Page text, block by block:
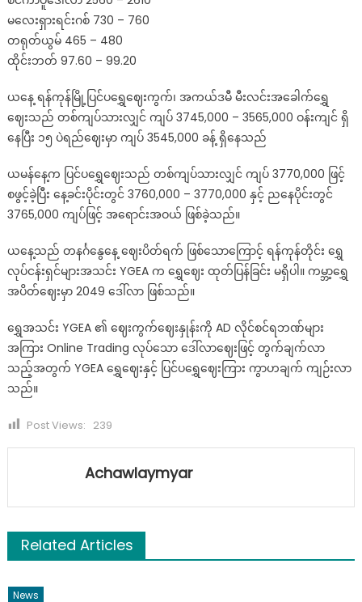
မလေးရှားရင်းဂစ် 730 – 760
တရုတ်ယွမ် 465 – 480
ထိုင်းဘတ် 97.60 – 99.20
ယနေ့ ရန်ကုန်မြို့ပြင်ပရွှေဈေးကွက်၊ အကယ်ဒမီ မီးလင်းအခေါက်ရွှေ
ဈေးသည် တစ်ကျပ်သားလျှင် ကျပ် 3745,000 – 3565,000 ဝန်းကျင် ရှိ
နေပြီး ၁၅ ပဲရည်ဈေးမှာ ကျပ် 3545,000 ခန့် ရှိနေသည်
ယမန်နေ့က ပြင်ပရွှေဈေးသည် တစ်ကျပ်သားလျှင် ကျပ် 3770,000 ဖြင့်
စဖွင့်ခဲ့ပြီး နေ့ခင်းပိုင်းတွင် 3760,000 – 3770,000 နှင့် ညနေပိုင်းတွင်
3765,000 ကျပ်ဖြင့် အရောင်းအဝယ် ဖြစ်ခဲ့သည်။
ယနေ့သည် တနင်္ဂနွေနေ့ ဈေးပိတ်ရက် ဖြစ်သောကြောင့် ရန်ကုန်တိုင်း ရွှေ
လုပ်ငန်းရှင်များအသင်း YGEA က ရွှေဈေး ထုတ်ပြန်ခြင်း မရှိပါ။ ကမ္ဘာ့ရွှေ
အပိတ်ဈေးမှာ 2049 ဒေါ်လာ ဖြစ်သည်။
ရွှေအသင်း YGEA ၏ ဈေးကွက်ဈေးနှုန်းကို AD လိုင်စင်ရဘဏ်များ
အကြား Online Trading လုပ်သော ဒေါ်လာဈေးဖြင့် တွက်ချက်လာ
သည့်အတွက် YGEA ရွှေဈေးနှင့် ပြင်ပရွှေဈေးကြား ကွာဟချက် ကျဉ်းလာ
သည်။
Post Views: 239
Achawlaymyar
Related Articles
News